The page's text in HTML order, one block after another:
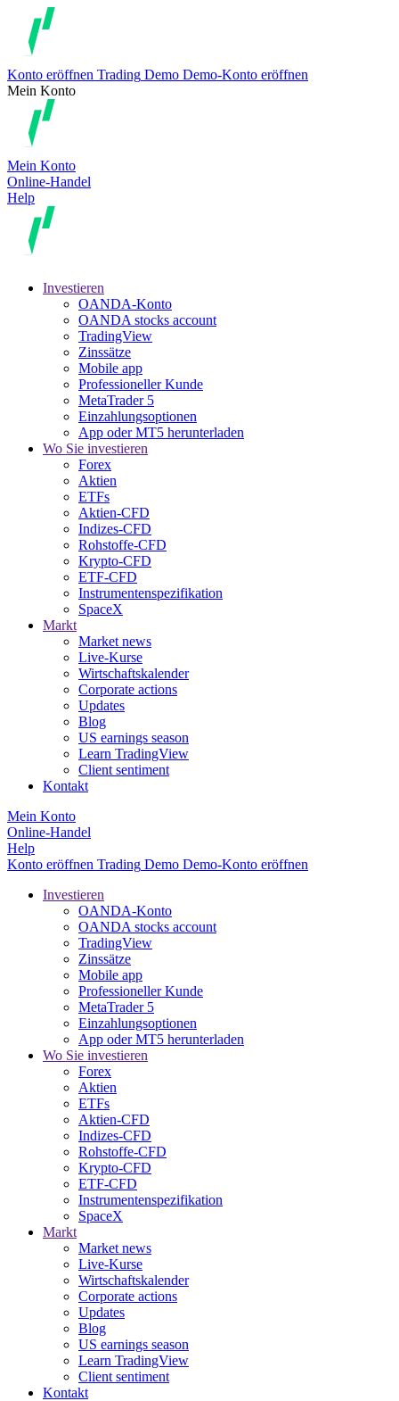
Konto eröffnen Trading Demo Demo-Konto eröffnen
Mein Konto
Mein Konto
Online-Handel
Help
Investieren
OANDA-Konto
OANDA stocks account
TradingView
Zinssätze
Mobile app
Professioneller Kunde
MetaTrader 5
Einzahlungsoptionen
App oder MT5 herunterladen
Wo Sie investieren
Forex
Aktien
ETFs
Aktien-CFD
Indizes-CFD
Rohstoffe-CFD
Krypto-CFD
ETF-CFD
Instrumentenspezifikation
SpaceX
Markt
Market news
Live-Kurse
Wirtschaftskalender
Corporate actions
Updates
Blog
US earnings season
Learn TradingView
Client sentiment
Kontakt
Mein Konto
Online-Handel
Help
Konto eröffnen Trading Demo Demo-Konto eröffnen
Investieren
OANDA-Konto
OANDA stocks account
TradingView
Zinssätze
Mobile app
Professioneller Kunde
MetaTrader 5
Einzahlungsoptionen
App oder MT5 herunterladen
Wo Sie investieren
Forex
Aktien
ETFs
Aktien-CFD
Indizes-CFD
Rohstoffe-CFD
Krypto-CFD
ETF-CFD
Instrumentenspezifikation
SpaceX
Markt
Market news
Live-Kurse
Wirtschaftskalender
Corporate actions
Updates
Blog
US earnings season
Learn TradingView
Client sentiment
Kontakt